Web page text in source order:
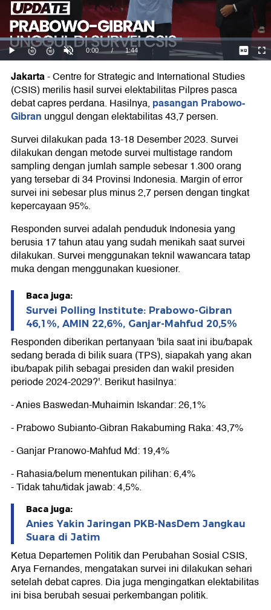
19,4%
Jakarta-Centre for Strategic and International Studies
(CSIS) merilis hasil survei elektabilitas Pilpres pasca
debat capres perdana. Hasilnya, pasangan Prabowo-
Gibran unggul dengan elektabilitas 43,7 persen.
Survei dilakukan pada 13-18 Desember 2023. Survei
dilakukan dengan metode survei multistage random
sampling dengan jumlah sample sebesar 1.300 orang
yang tersebar di 34 Provinsi Indonesia. Margin of error
survei ini sebesar plus minus 2,7 persen dengan tingkat
kepercayaan 95%.
Responden survei adalah penduduk Indonesia yang
berusia 17 tahun atau yang sudah menikah saat survei
dilakukan. Survei menggunakan teknil wawancara tatap
muka dengan menggunakan kuesioner.
Baca juga:
Survei Polling Institute: Prabowo-Gibran
46,1%, AMIN 22,6%, Ganjar-Mahfud 20,5%
Responden diberikan pertanyaan 'bila saat ini ibu/bapak
sedang berada di bilik suara (TPS), siapakah yang akan
ibu/bapak pilih sebagai presiden dan wakil presiden
periode 2024-2029?'. Berikut hasilnya:
- Anies Baswedan-Muhaimin Iskandar: 26,1%
- Prabowo Subianto-Gibran Rakabuming Raka: 43,7%
- Ganjar Pranowo-Mahfud Md: 19,4%
- Rahasia/belum menentukan pilihan: 6,4%
- Tidak tahu/tidak jawab: 4,5%.
Baca juga:
Anies Yakin Jaringan PKB-NasDem Jangkau
Suara di Jatim
Ketua Departemen Politik dan Perubahan Sosial CSIS,
Arya Fernandes, mengatakan survei ini dilakukan sehari
setelah debat capres. Dia juga mengingatkan elektabilitas
ini bisa berubah sesuai perkembangan politik.